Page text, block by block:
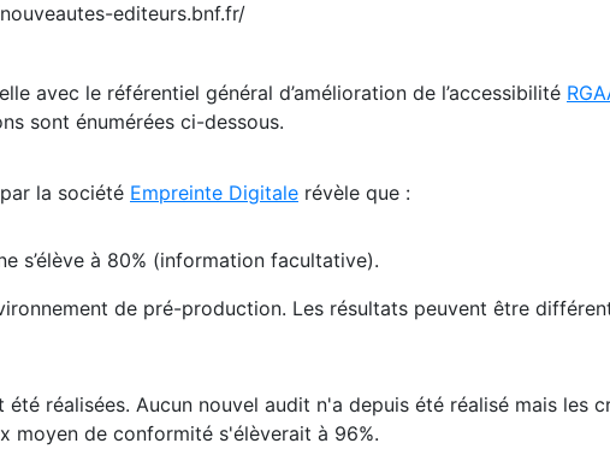
editeurs.bnf.fr/
avec le référentiel général d’amélioration de l’accessibilité
sont énumérées ci-dessous.
la société Empreinte Digitale révèle que :
s’élève à 80% (information facultative).
de pré-production. Les résultats peuvent être
réalisées. Aucun nouvel audit n'a depuis été réalisé mais les
moyen de conformité s'élèverait à 96%.